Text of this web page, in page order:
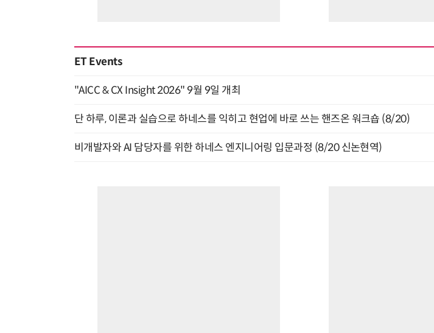
ET Events
"AICC & CX Insight 2026" 9월 9일 개최
단 하루, 이론과 실습으로 하네스를 익히고 현업에 바로 쓰는 핸즈온 워크숍 (8/20)
비개발자와 AI 담당자를 위한 하네스 엔지니어링 입문과정 (8/20 신논현역)